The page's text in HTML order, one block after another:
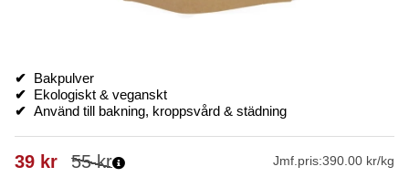
✔
Bakpulver
✔
Ekologiskt & veganskt
✔ Använd till bakning, kroppsvård & städning
55kr
39 kr Jmf.pris:390.00 kr/kg